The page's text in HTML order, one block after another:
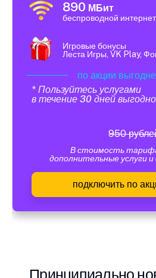
890 МБит
беспроводной интернет
Игровые бонусы
Леста Игры, VK Play,
по акции
* Пользуйтесь услугами
в течение 30 дней выгодно
950
В стоимость
дополнительные услуги и
подключить по
Принципиально